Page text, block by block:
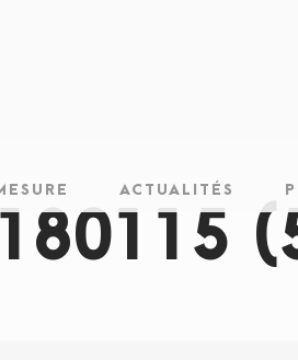
ACTUALITÉS